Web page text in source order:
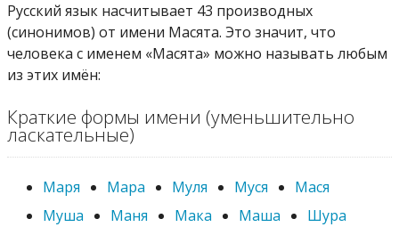
Русский язык насчитывает 43 производных
(синонимов) от имени Масята. Это значит, что
человека с именем «Масята» можно называть любым
из этих имён:
Краткие формы имени (уменьшительно
ласкательные)
Маря Мара Муля Муся
Мася
Муша
Маня Мака Маша
Шура